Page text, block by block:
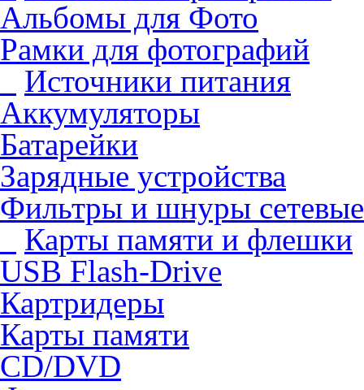
Альбомы для Фото
Рамки для фотографий
Источники питания
Аккумуляторы
Батарейки
Зарядные устройства
Фильтры и шнуры сетевые
Карты памяти и флешки
USB Flash-Drive
Картридеры
Карты памяти
CD/DVD